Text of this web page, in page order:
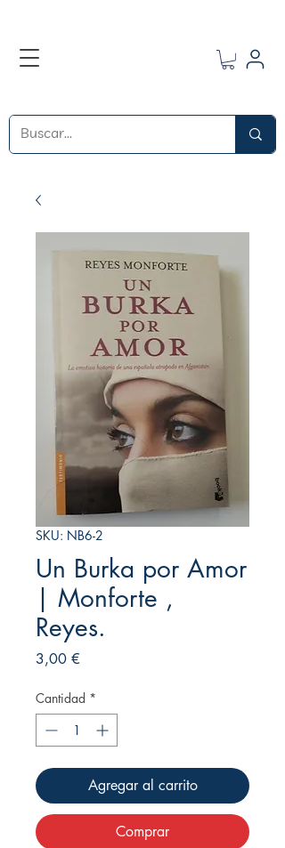
SKU: NB6-2
Un Burka por Amor
| Monforte ,
Reyes.
3,00 €
Cantidad *
Agregar al carrito
Comprar